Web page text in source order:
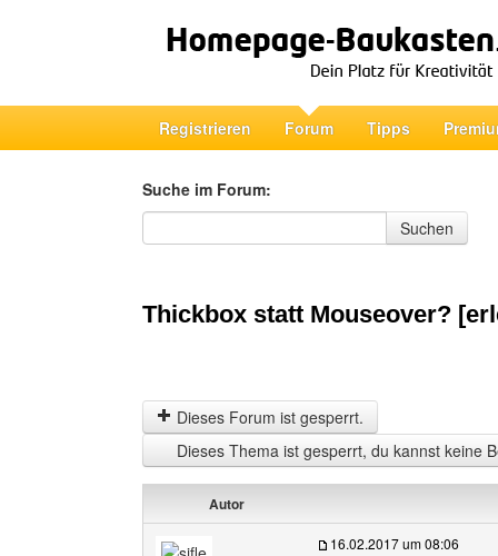
Registrieren Forum Tipps
Suche im Forum:
Suche im Forum
Suchen
Thickbox statt Mouseover?
Dieses Forum ist gesperrt.
Dieses Thema ist gesperrt, du kannst keine
Autor
16.02.2017 um 08:06